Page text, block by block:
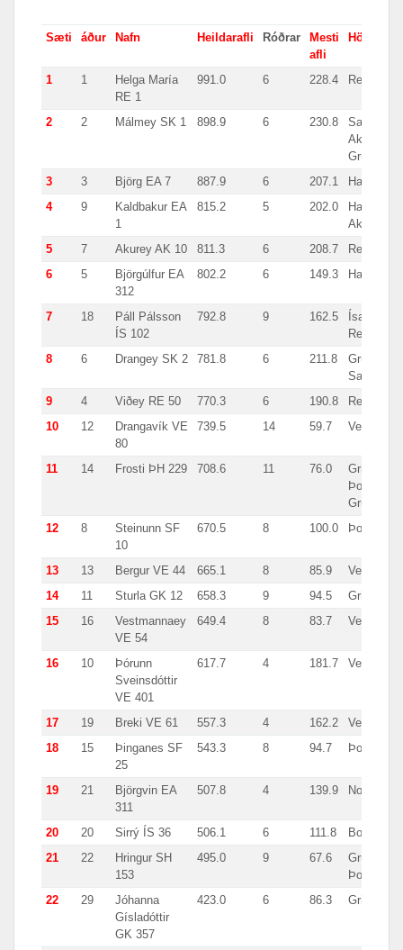
Sæti áður Nafn Heildarafli Róðrar
Mesti
afli
Höfn
1 1
Helga María
RE 1
991.0 6 228.4 Reykjavík
2 2 Málmey SK 1 898.9 6 230.8
Akranes,
3
3 Björg EA 7 887.9 6 207.1
4
9
Kaldbakur EA
1
815.2 5 202.0
Akureyri
5
7 Akurey AK 10 811.3 6 208.7
Reykjavík
6
5
Björgúlfur EA
312
802.2 6 149.3
7 18
Páll Pálsson
ÍS 102
792.8 9 162.5
Ísafjörður,
Reykjavík
8
6 Drangey SK 2 781.8 6 211.8
9
4 Viðey RE 50 770.3 6 190.8
Reykjavík
10
12
Drangavík VE
80
739.5 14 59.7
11 14 Frosti ÞH 229 708.6 11 76.0
Grindavík,
12
8
Steinunn SF
10
670.5 8 100.0
13 13 Bergur VE 44 665.1 8 85.9
14
11 Sturla GK 12 658.3 9 94.5
Grindavík
15
16
Vestmannaey
VE 54
649.4 8 83.7
16 10
Þórunn
Sveinsdóttir
VE 401
617.7 4 181.7
17 19 Breki VE 61 557.3 4 162.2
18
15
Þinganes SF
25
543.3 8 94.7
19 21
Björgvin EA
311
507.8 4 139.9 Noregur
20 20 Sirrý ÍS 36 506.1 6 111.8
21
22
Hringur SH
153
495.0 9 67.6
22
29
Jóhanna
Gísladóttir
GK 357
423.0 6 86.3 Grindavík